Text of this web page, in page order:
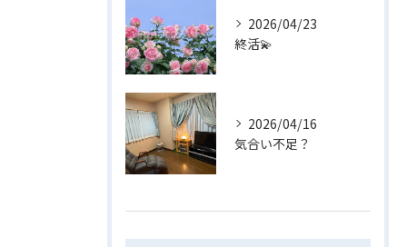
2026/04/23
終活💫
2026/04/16
気合い不足？